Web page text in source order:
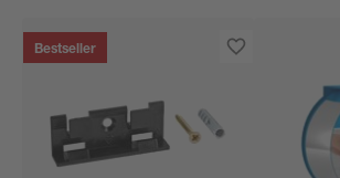
Bestseller